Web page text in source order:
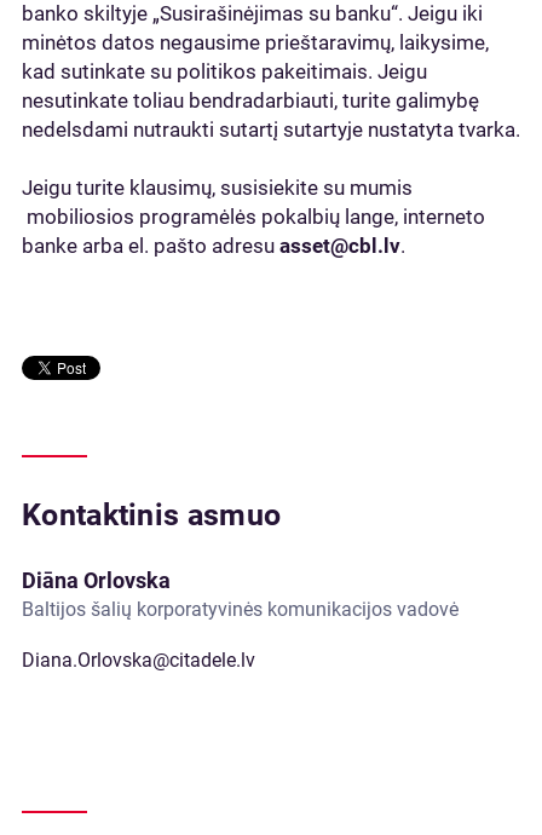
banko skiltyje „Susirašinėjimas su banku“. Jeigu iki
minėtos datos negausime prieštaravimų, laikysime,
kad sutinkate su politikos pakeitimais. Jeigu
nesutinkate toliau bendradarbiauti, turite galimybę
nedelsdami nutraukti sutartį sutartyje nustatyta tvarka.
Jeigu turite klausimų, susisiekite su mumis
mobiliosios programėlės pokalbių lange, interneto
banke arba el. pašto adresu asset@cbl.lv.
Kontaktinis asmuo
Diāna Orlovska
Baltijos šalių korporatyvinės komunikacijos vadovė
Diana.Orlovska@citadele.lv